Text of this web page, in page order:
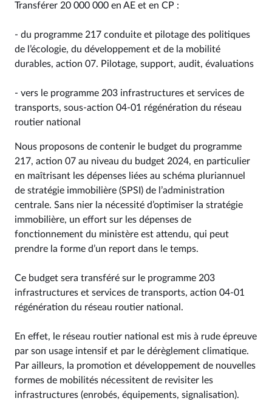
Transférer 20 000 000 en AE et en CP :
- du programme 217 conduite et pilotage des politiques
de l’écologie, du développement et de la mobilité
durables, action 07. Pilotage, support, audit, évaluations
- vers le programme 203 infrastructures et services de
transports, sous-action 04-01 régénération du réseau
routier national
Nous proposons de contenir le budget du programme
217, action 07 au niveau du budget 2024, en particulier
en maîtrisant les dépenses liées au schéma pluriannuel
de stratégie immobilière (SPSI) de l’administration
centrale. Sans nier la nécessité d’optimiser la stratégie
immobilière, un effort sur les dépenses de
fonctionnement du ministère est attendu, qui peut
prendre la forme d’un report dans le temps.
Ce budget sera transféré sur le programme 203
infrastructures et services de transports, action 04-01
régénération du réseau routier national.
En effet, le réseau routier national est mis à rude épreuve
par son usage intensif et par le dérèglement climatique.
Par ailleurs, la promotion et développement de nouvelles
formes de mobilités nécessitent de revisiter les
infrastructures (enrobés, équipements, signalisation).